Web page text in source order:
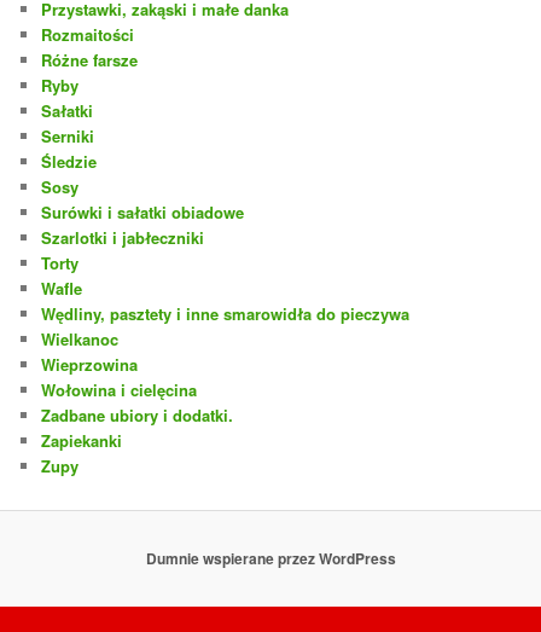
Przystawki, zakąski i małe danka
Rozmaitości
Różne farsze
Ryby
Sałatki
Serniki
Śledzie
Sosy
Surówki i sałatki obiadowe
Szarlotki i jabłeczniki
Torty
Wafle
Wędliny, pasztety i inne smarowidła do pieczywa
Wielkanoc
Wieprzowina
Wołowina i cielęcina
Zadbane ubiory i dodatki.
Zapiekanki
Zupy
Dumnie wspierane przez WordPress